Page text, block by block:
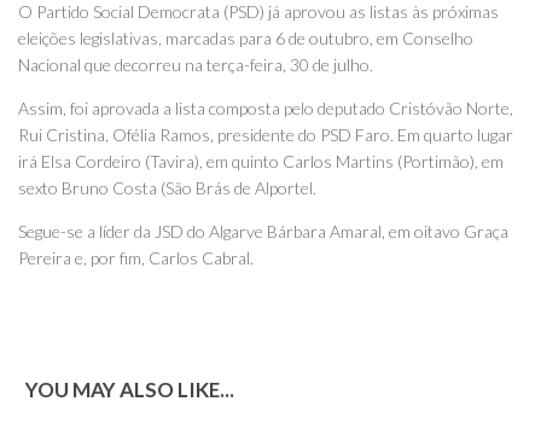
O Partido Social Democrata (PSD) já aprovou as listas às próximas
eleições legislativas, marcadas para 6 de outubro, em Conselho
Nacional que decorreu na terça-feira, 30 de julho.
Assim, foi aprovada a lista composta pelo deputado Cristóvão Norte,
Rui Cristina, Ofélia Ramos, presidente do PSD Faro. Em quarto lugar
irá Elsa Cordeiro (Tavira), em quinto Carlos Martins (Portimão), em
sexto Bruno Costa (São Brás de Alportel.
Segue-se a líder da JSD do Algarve Bárbara Amaral, em oitavo Graça
Pereira e, por fim, Carlos Cabral.
YOU MAY ALSO LIKE...